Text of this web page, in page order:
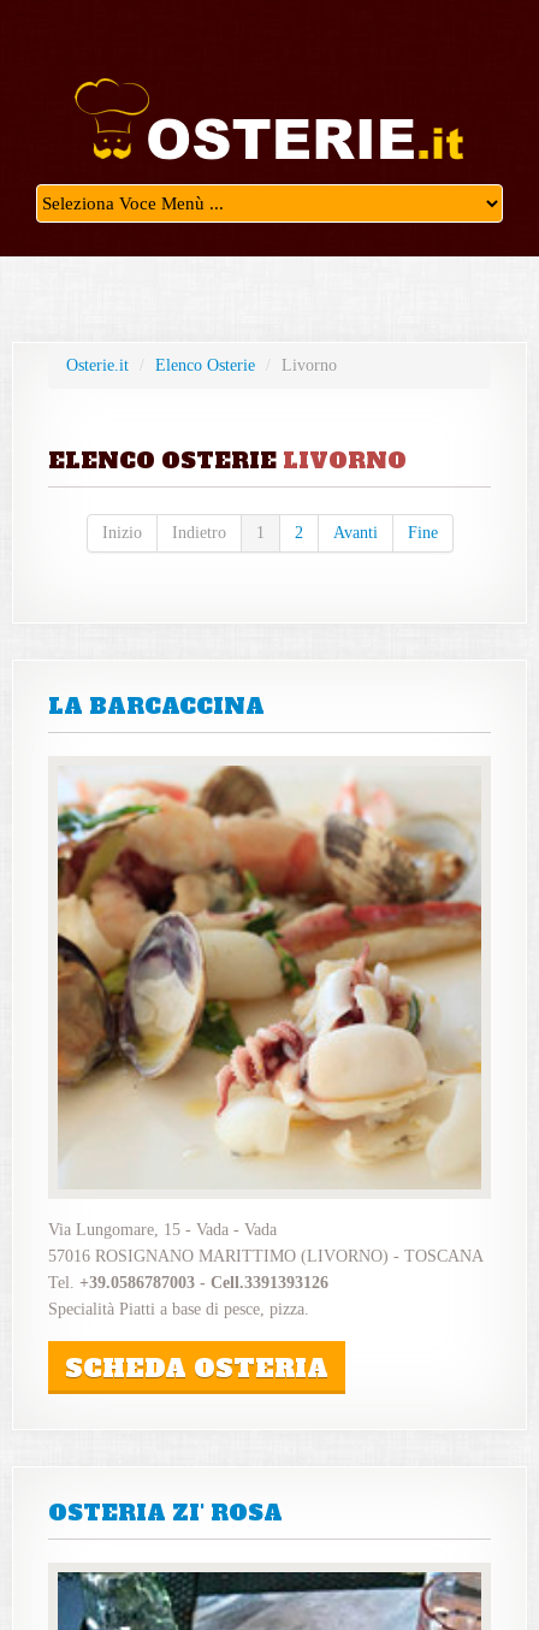
Osterie.it / Elenco Osterie / Livorno
ELENCO OSTERIE LIVORNO
Inizio Indietro 1 2 Avanti Fine
LA BARCACCINA
Via Lungomare, 15 - Vada - Vada
57016 ROSIGNANO MARITTIMO (LIVORNO) - TOSCANA
Tel. +39.0586787003 - Cell.3391393126
Specialità Piatti a base di pesce, pizza.
SCHEDA OSTERIA
OSTERIA ZI' ROSA